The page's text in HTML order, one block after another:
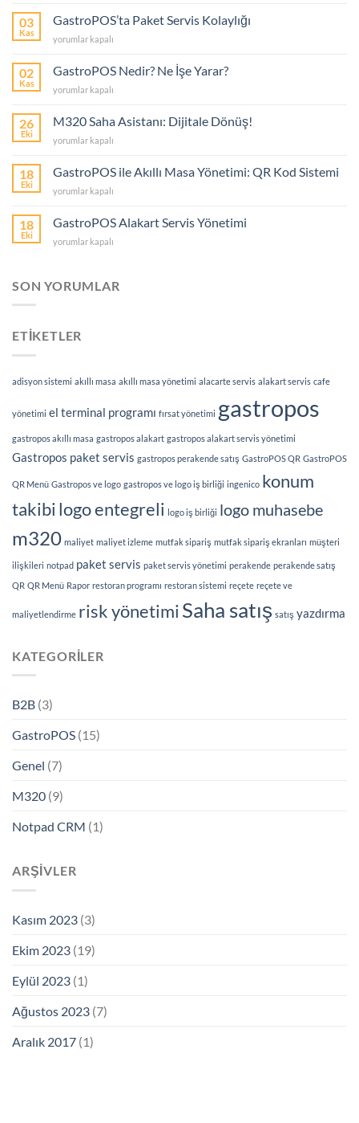
Menü
Özelliği
için
03
Kas
GastroPOS’ta Paket Servis Kolaylığı
GastroPOS’ta
Servis
Kolaylığı
için
yorumlar kapalı
02
Kas
GastroPOS Nedir? Ne İşe Yarar?
GastroPOS
Ne
İşe
Yarar?
yorumlar kapalı
26
Eki
M320 Saha Asistanı: Dijitale Dönüş!
M320
Asistanı:
Dijitale
Dönüş!
yorumlar kapalı
18
Eki
GastroPOS ile Akıllı Masa Yönetimi: QR Kod Sistemi
GastroPOS
Akıllı
Masa
Yönetimi:
Sistemi
yorumlar kapalı
18
Eki
GastroPOS Alakart Servis Yönetimi
GastroPOS
Yönetimi
yorumlar kapalı
SON YORUMLAR
ETİKETLER
adisyon sistemi akıllı masa akıllı masa yönetimi alacarte servis alakart servis cafe
yönetimi el terminal programı fırsat yönetimi gastropos
gastropos akıllı masa gastropos alakart gastropos alakart servis yönetimi
Gastropos paket servis gastropos perakende satış GastroPOS QR GastroPOS
QR Menü Gastropos ve logo gastropos ve logo iş birliği ingenico konum
takibilogo entegreli logo iş birliği logo muhasebe
m320 maliyet maliyet izleme mutfak sipariş mutfak sipariş ekranları müşteri
ilişkileri notpad paket servis paket servis yönetimi perakende perakende satış
QR QR Menü Rapor restoran programı restoran sistemi reçete reçete ve
maliyetlendirme risk yönetimiSaha satış satış yazdırma
KATEGORILER
B2B (3)
GastroPOS (15)
Genel (7)
M320 (9)
Notpad CRM (1)
ARŞIVLER
Kasım 2023 (3)
Ekim 2023 (19)
Eylül 2023 (1)
Ağustos 2023 (7)
Aralık 2017 (1)